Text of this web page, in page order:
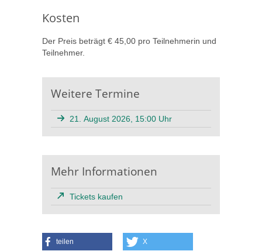
Kosten
Der Preis beträgt € 45,00 pro Teilnehmerin und
Teilnehmer.
Weitere Termine
21. August 2026, 15:00 Uhr
Mehr Informationen
Tickets kaufen
teilen X